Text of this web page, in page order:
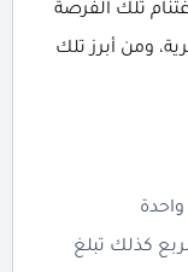
تلك الفرصة
ومن أبرز تلك
وصولاً إلي 115 متر مربع كذلك تبلغ